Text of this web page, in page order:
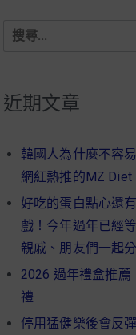
搜
鍵
近期文章
韓國人為什麼不容
網紅熱推的MZ Diet
好吃的蛋白點心還
戲！今年過年已經
親戚、朋友們一起
2026 過年禮盒推薦
禮
停用猛健樂後會反